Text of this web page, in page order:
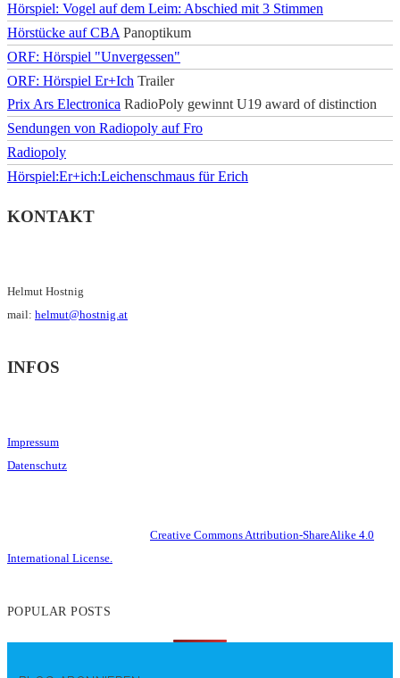
Hörspiel: Vogel auf dem Leim: Abschied mit 3 Stimmen
Hörstücke auf CBA Panoptikum
ORF: Hörspiel "Unvergessen"
ORF: Hörspiel Er+Ich Trailer
Prix Ars Electronica RadioPoly gewinnt U19 award of distinction
Sendungen von Radiopoly auf Fro
Radiopoly
Hörspiel:Er+ich:Leichenschmaus für Erich
KONTAKT
Helmut Hostnig
mail: helmut@hostnig.at
INFOS
Impressum
Datenschutz
Creative Commons Attribution-ShareAlike 4.0
International License.
POPULAR POSTS